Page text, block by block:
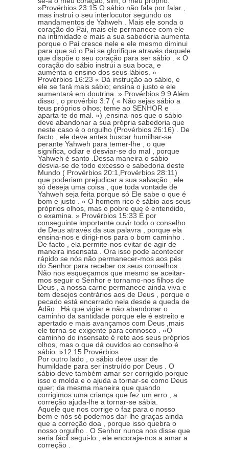
»Provérbios 23:15 O sábio não fala por falar ,
mas instrui o seu interlocutor segundo os
mandamentos de Yahweh . Mais ele sonda o
coração do Pai, mais ele permanece com ele
na intimidade e mais a sua sabedoria aumenta
porque o Pai cresce nele e ele mesmo diminui
para que só o Pai se glorifique através daquele
que dispõe o seu coração para ser sábio . « O
coração do sábio instrui a sua boca, e
aumenta o ensino dos seus lábios. »
Provérbios 16:23 « Dá instrução ao sábio, e
ele se fará mais sábio; ensina o justo e ele
aumentará em doutrina. » Provérbios 9:9 Além
disso , o provérbio 3:7 ( « Não sejas sábio a
teus próprios olhos; teme ao SENHOR e
aparta-te do mal. ») ,ensina-nos que o sábio
deve abandonar a sua própria sabedoria que
neste caso é o orgulho (Provérbios 26:16) . De
facto , ele deve antes buscar humilhar-se
perante Yahweh para temer-lhe , o que
significa, odiar e desviar-se do mal , porque
Yahweh é santo .Dessa maneira o sábio
desvia-se de todo excesso e sabedoria deste
Mundo ( Provérbios 20:1,Provérbios 28:11)
que poderiam prejudicar a sua salvação , ele
só deseja uma coisa , que toda vontade de
Yahweh seja feita porque só Ele sabe o que é
bom e justo . « O homem rico é sábio aos seus
próprios olhos, mas o pobre que é entendido,
o examina. » Provérbios 15:33 É por
conseguinte importante ouvir todo o conselho
de Deus através da sua palavra , porque ela
ensina-nos e dirigi-nos para o bom caminho .
De facto , ela permite-nos evitar de agir de
maneira insensata . Ora isso pode acontecer
rápido se nós não permanecer-mos aos pés
do Senhor para receber os seus conselhos .
Não nos esqueçamos que mesmo se aceitar-
mos seguir o Senhor e tornamo-nos filhos de
Deus , a nossa carne permanece ainda viva e
tem desejos contrários aos de Deus , porque o
pecado está encerrado nela desde a queda de
Adão . Há que vigiar e não abandonar o
caminho da santidade porque ele é estreito e
apertado e mais avançamos com Deus ,mais
ele torna-se exigente para connosco . «O
caminho do insensato é reto aos seus próprios
olhos, mas o que dá ouvidos ao conselho é
sábio. »12:15 Provérbios
Por outro lado , o sábio deve usar de
humildade para ser instruído por Deus . O
sábio deve também amar ser corrigido porque
isso o molda e o ajuda a tornar-se como Deus
quer; da mesma maneira que quando
corrigimos uma criança que fez um erro , a
correção ajuda-lhe a tornar-se sábia.
Aquele que nos corrige o faz para o nosso
bem e nós só podemos dar-lhe graças ainda
que a correção doa , porque isso quebra o
nosso orgulho . O Senhor nunca nos disse que
seria fácil segui-lo , ele encoraja-nos a amar a
correção .